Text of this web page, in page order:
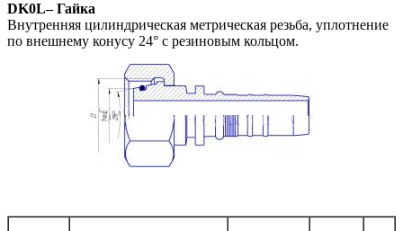
DK0L– Гайка
Внутренняя цилиндрическая метрическая резьба, уплотнение
по внешнему конусу 24° с резиновым кольцом.